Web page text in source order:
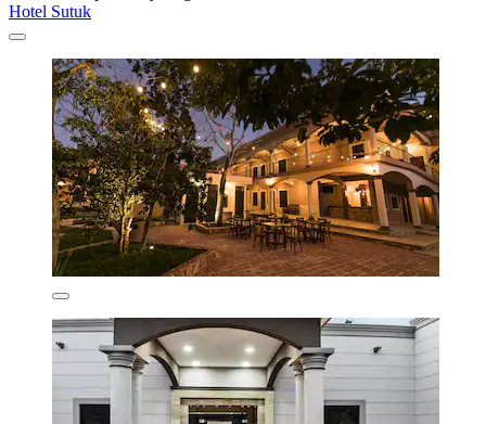
Hotel Sutuk